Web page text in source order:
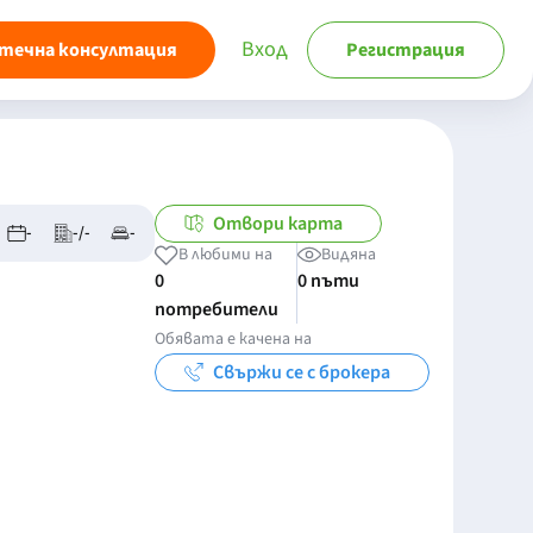
консултация Вход Регистрация
- -/- - Отвори карта
В любими на
0
потребители
Видяна
0 пъти
Обявата е качена на
Свържи се с брокера